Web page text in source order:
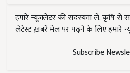
हमारे न्यूज़लेटर की सदस्यता लें. कृषि से
लेटेस्ट ख़बरें मेल पर पढ़ने के लिए हमारे
Subscribe